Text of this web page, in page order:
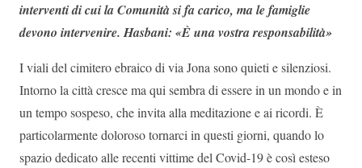
interventi di cui la Comunità si fa carico, ma le famiglie
devono intervenire. Hasbani: «È una vostra responsabilità»
I viali del cimitero ebraico di via Jona sono quieti e silenziosi.
Intorno la città cresce ma qui sembra di essere in un mondo e in
un tempo sospeso, che invita alla meditazione e ai ricordi. È
particolarmente doloroso tornarci in questi giorni, quando lo
spazio dedicato alle recenti vittime del Covid-19 è così esteso